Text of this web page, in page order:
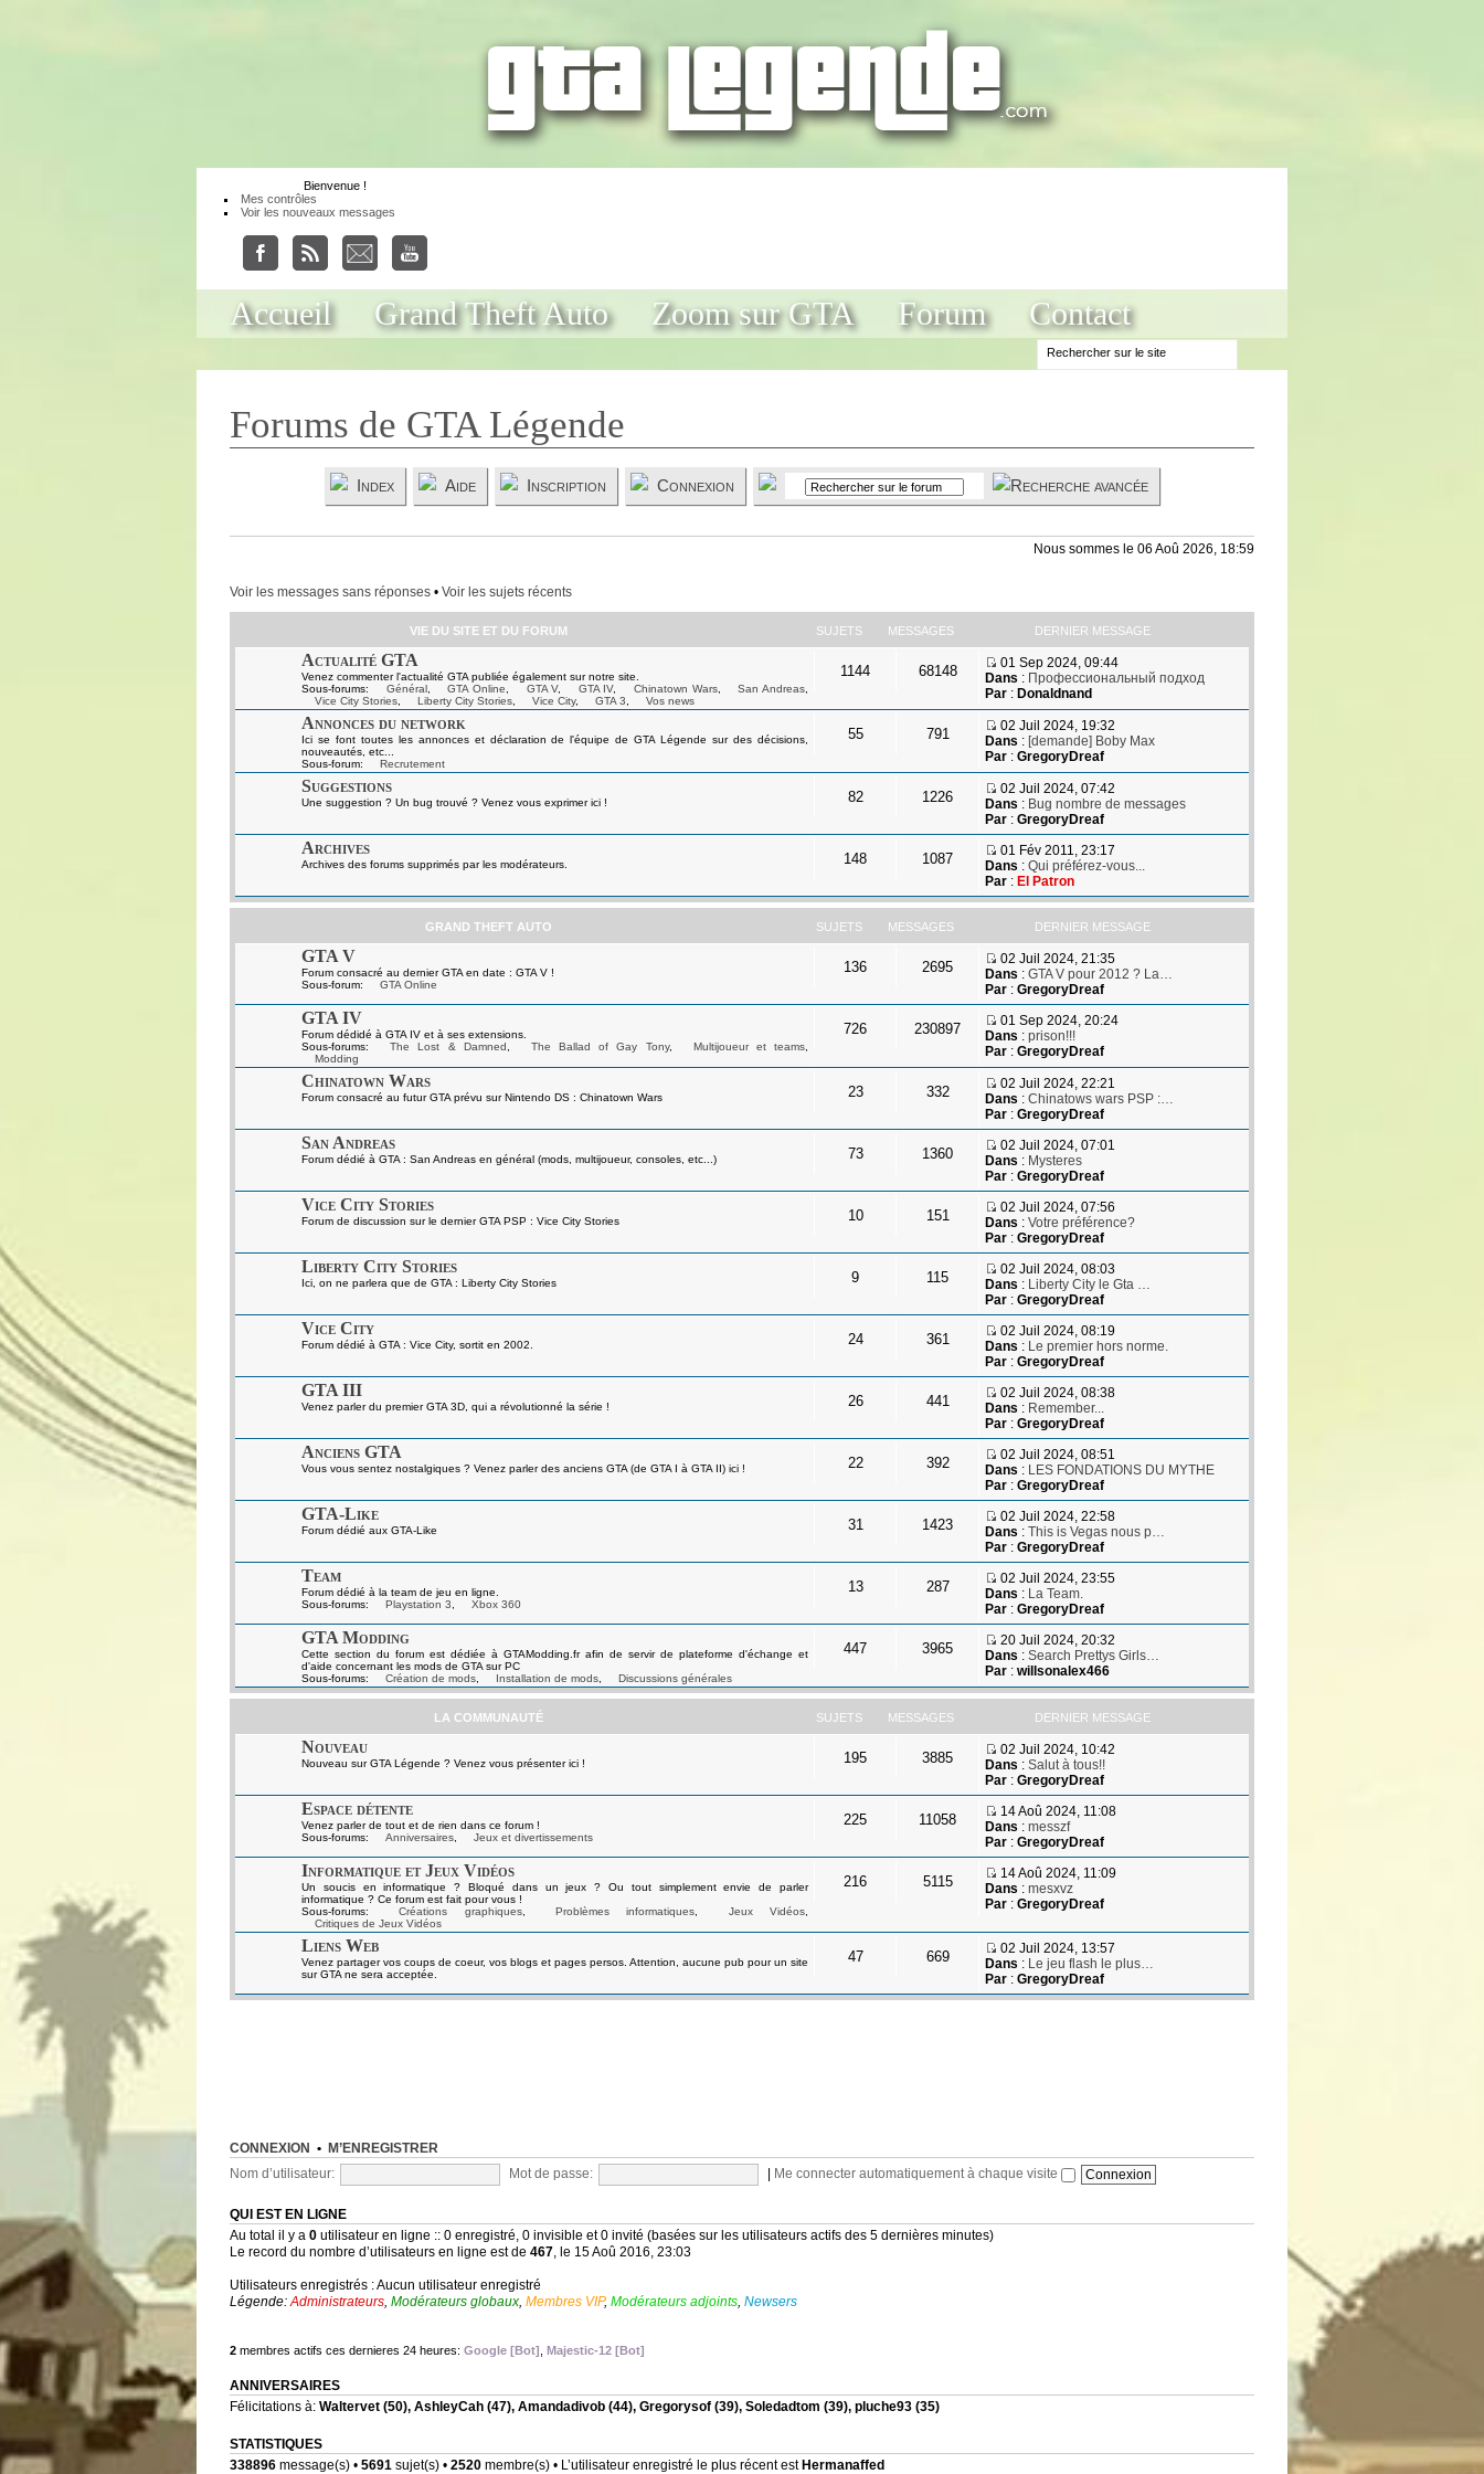
Bienvenue !
Mes contrôles
Voir les nouveaux messages
Accueil Grand Theft Auto Zoom sur GTA Forum Contact
Forums de GTA Légende
Index Aide Inscription Connexion
Nous sommes le 06 Aoû 2026, 18:59
Voir les messages sans réponses • Voir les sujets récents
VIE DU SITE ET DU FORUM SUJETS MESSAGES DERNIER MESSAGE
Actualité GTA
Venez commenter l'actualité GTA publiée également sur notre site.
Sous-forums:
Général, GTA Online GTA V, GTA IV, Chinatown Wars, San Andreas
Vice City Stories
Liberty City Stories Vice City, GTA 3 Vos news
1144 68148
01 Sep 2024, 09:44
Dans : Профессиональный подход
Par: Donaldnand
Annonces du network
Ici se font toutes les annonces et déclaration de l'équipe de GTA Légende sur des décisions,
nouveautés, etc...
Sous-forum:
Recrutement
55 791
02 Juil 2024, 19:32
Dans : [demande] Boby Max
Par: GregoryDreaf
Suggestions
Une suggestion ? Un bug trouvé ? Venez vous exprimer ici ! 82 1226
02 Juil 2024, 07:42
Dans : Bug nombre de messages
Par: GregoryDreaf
Archives
Archives des forums supprimés par les modérateurs. 148 1087
01 Fév 2011, 23:17
Dans : Qui préférez-vous...
Par: El Patron
GRAND THEFT AUTO SUJETS MESSAGES DERNIER MESSAGE
GTA V
Forum consacré au dernier GTA en date : GTA V !
Sous-forum:
GTA Online
136 2695
02 Juil 2024, 21:35
Dans : GTA V pour 2012 ? La…
Par: GregoryDreaf
GTA IV
Forum dédidé à GTA IV et à ses extensions.
Sous-forums:
The Lost & Damned The Ballad of Gay Tony, Multijoueur et teams
Modding
726 230897
01 Sep 2024, 20:24
Dans : prison!!!
Par: GregoryDreaf
Chinatown Wars
Forum consacré au futur GTA prévu sur Nintendo DS : Chinatown Wars 23 332
02 Juil 2024, 22:21
Dans : Chinatows wars PSP :…
Par: GregoryDreaf
San Andreas
Forum dédié à GTA : San Andreas en général (mods, multijoueur, consoles, etc...) 73 1360
02 Juil 2024, 07:01
Dans : Mysteres
Par: GregoryDreaf
Vice City Stories
Forum de discussion sur le dernier GTA PSP : Vice City Stories 10 151
02 Juil 2024, 07:56
Dans : Votre préférence?
Par: GregoryDreaf
Liberty City Stories
Ici, on ne parlera que de GTA : Liberty City Stories 9 115
02 Juil 2024, 08:03
Dans : Liberty City le Gta …
Par: GregoryDreaf
Vice City
Forum dédié à GTA : Vice City, sortit en 2002. 24 361
02 Juil 2024, 08:19
Dans : Le premier hors norme.
Par: GregoryDreaf
GTA III
Venez parler du premier GTA 3D, qui a révolutionné la série ! 26 441
02 Juil 2024, 08:38
Dans : Remember...
Par: GregoryDreaf
Anciens GTA
Vous vous sentez nostalgiques ? Venez parler des anciens GTA (de GTA I à GTA II) ici ! 22 392
02 Juil 2024, 08:51
Dans : LES FONDATIONS DU MYTHE
Par: GregoryDreaf
GTA-Like
Forum dédié aux GTA-Like 31 1423
02 Juil 2024, 22:58
Dans : This is Vegas nous p…
Par: GregoryDreaf
Team
Forum dédié à la team de jeu en ligne.
Sous-forums:
Playstation 3 Xbox 360
13 287
02 Juil 2024, 23:55
Dans : La Team.
Par: GregoryDreaf
GTA Modding
Cette section du forum est dédiée à GTAModding.fr afin de servir de plateforme d'échange et
d'aide concernant les mods de GTA sur PC
Sous-forums:
Création de mods Installation de mods Discussions générales
447 3965
20 Juil 2024, 20:32
Dans : Search Prettys Girls…
Par: willsonalex466
LA COMMUNAUTÉ SUJETS MESSAGES DERNIER MESSAGE
Nouveau
Nouveau sur GTA Légende ? Venez vous présenter ici ! 195 3885
02 Juil 2024, 10:42
Dans : Salut à tous!!
Par: GregoryDreaf
Espace détente
Venez parler de tout et de rien dans ce forum !
Sous-forums:
Anniversaires Jeux et divertissements
225 11058
14 Aoû 2024, 11:08
Dans : messzf
Par: GregoryDreaf
Informatique et Jeux Vidéos
Un soucis en informatique ? Bloqué dans un jeux ? Ou tout simplement envie de parler
informatique ? Ce forum est fait pour vous !
Sous-forums:
Créations graphiques, Problèmes informatiques Jeux Vidéos
Critiques de Jeux Vidéos
216 5115
14 Aoû 2024, 11:09
Dans : mesxvz
Par: GregoryDreaf
Liens Web
Venez partager vos coups de coeur, vos blogs et pages persos. Attention, aucune pub pour un site
sur GTA ne sera acceptée.
47 669
02 Juil 2024, 13:57
Dans : Le jeu flash le plus…
Par: GregoryDreaf
CONNEXION • M’ENREGISTRER
Nom d’utilisateur: Mot de passe: Me connecter automatiquement à chaque visite
QUI EST EN LIGNE
Au total il y a 0 utilisateur en ligne :: 0 enregistré, 0 invisible et 0 invité (basées sur les utilisateurs actifs des 5 dernières minutes)
Le record du nombre d’utilisateurs en ligne est de 467, le 15 Aoû 2016, 23:03
Utilisateurs enregistrés : Aucun utilisateur enregistré
Légende:Administrateurs, Modérateurs globaux, Membres VIP, Modérateurs adjoints, Newsers
2 membres actifs ces dernieres 24 heures: Google [Bot] Majestic-12 [Bot]
ANNIVERSAIRES
Félicitations à: Waltervet (50), AshleyCah (47), Amandadivob (44), Gregorysof (39), Soledadtom (39), pluche93 (35)
STATISTIQUES
338896 message(s) • 5691 sujet(s) • 2520 membre(s) • L’utilisateur enregistré le plus récent est Hermanaffed